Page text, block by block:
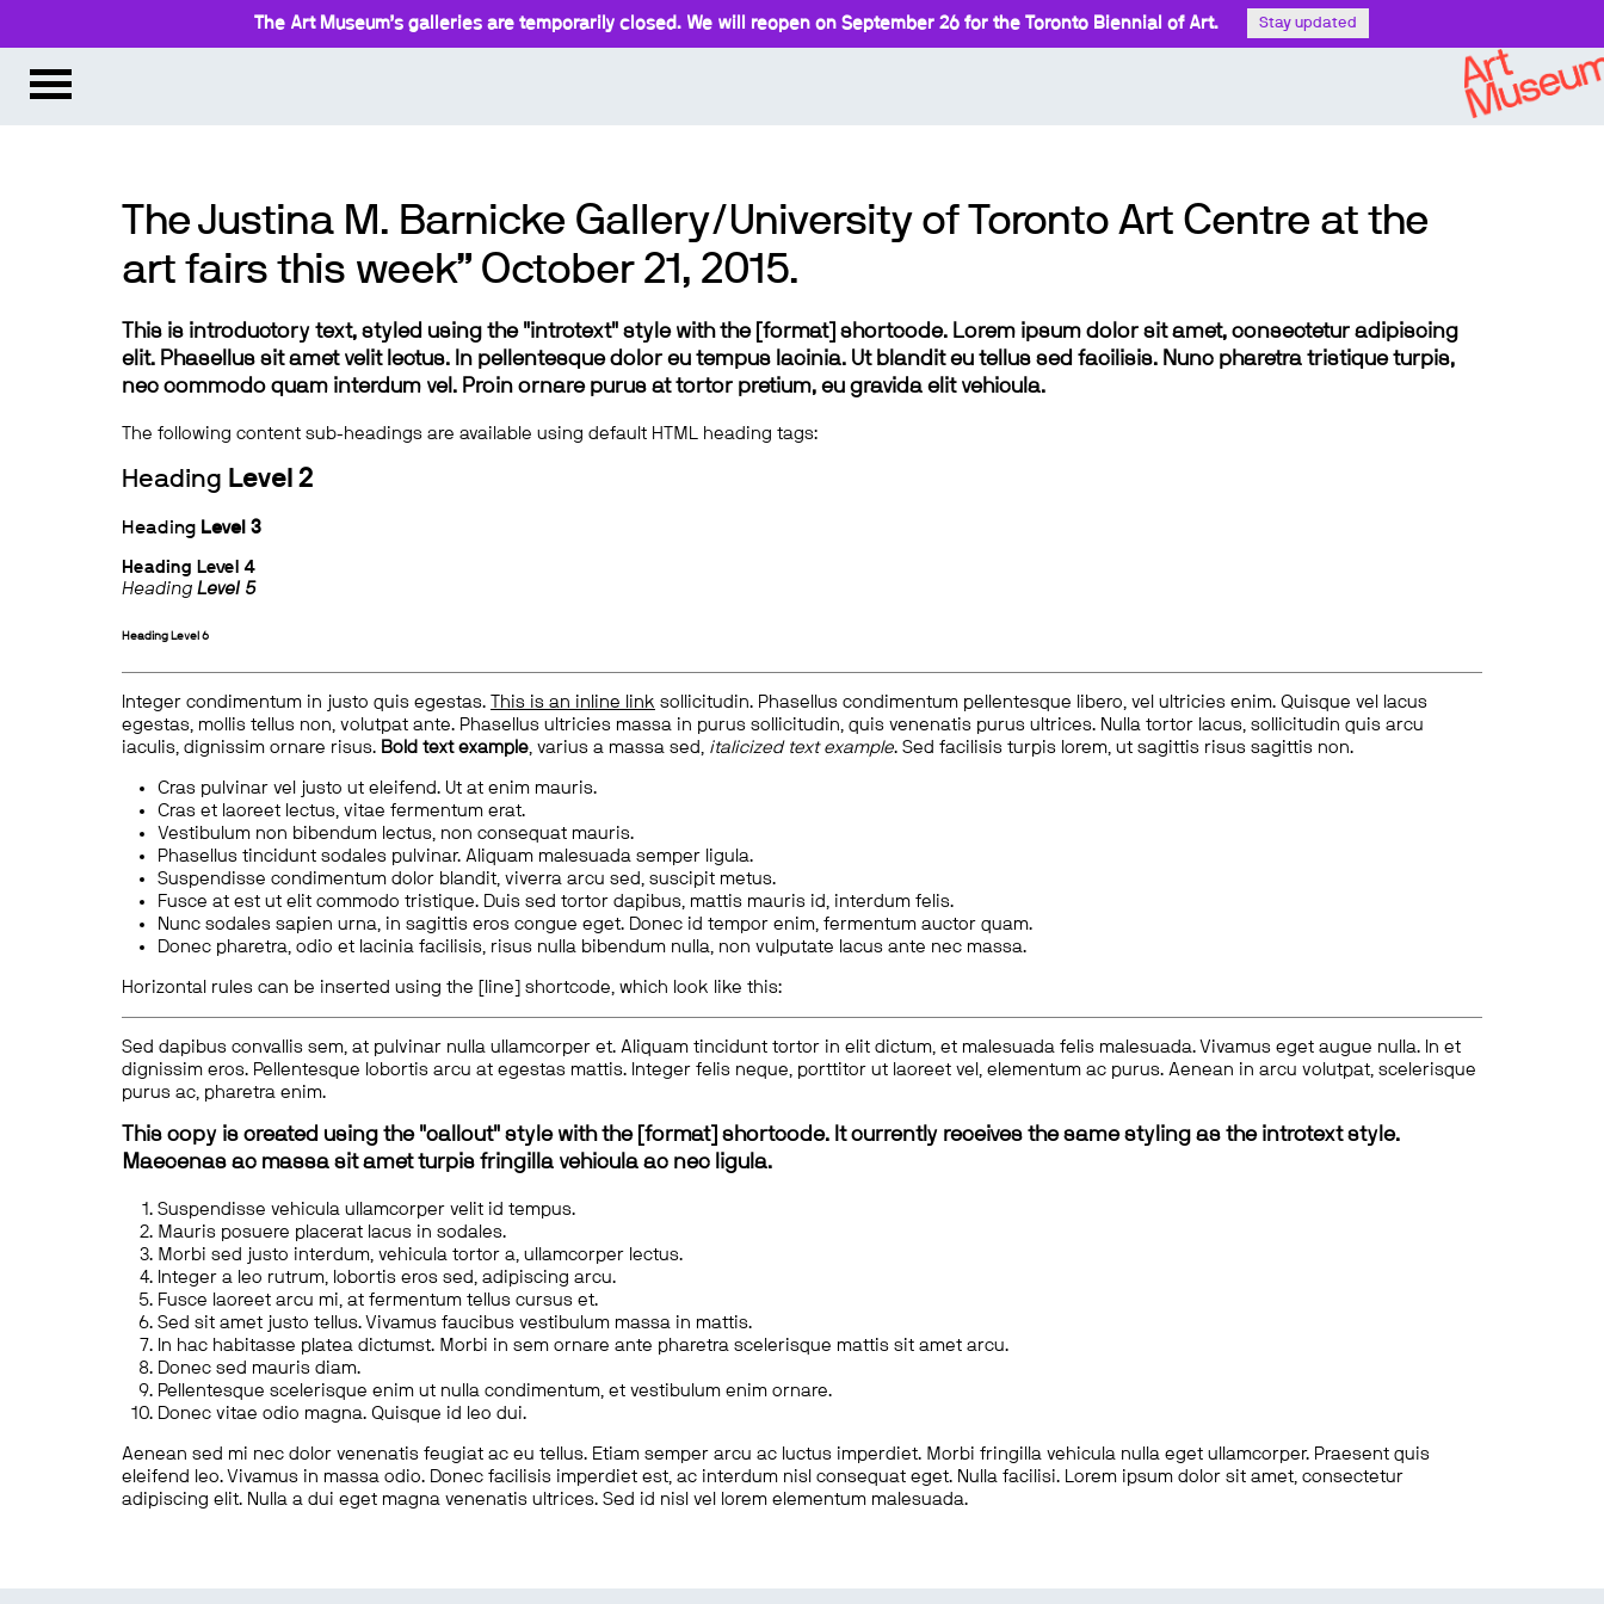
The Art Museum’s galleries are temporarily closed. We will reopen on September 26 for the Toronto Biennial of Art. Stay updated
The Justina M. Barnicke Gallery/University of Toronto Art Centre at the
art fairs this week” October 21, 2015.
This is introductory text, styled using the "introtext" style with the [format] shortcode. Lorem ipsum dolor sit amet, consectetur adipiscing
elit. Phasellus sit amet velit lectus. In pellentesque dolor eu tempus lacinia. Ut blandit eu tellus sed facilisis. Nunc pharetra tristique turpis,
nec commodo quam interdum vel. Proin ornare purus at tortor pretium, eu gravida elit vehicula.
The following content sub-headings are available using default HTML heading tags:
Heading Level 2
Heading Level 3
Heading Level 4
Heading Level 5
Heading Level 6
Integer condimentum in justo quis egestas. This is an inline link sollicitudin. Phasellus condimentum pellentesque libero, vel ultricies enim. Quisque vel lacus
egestas, mollis tellus non, volutpat ante. Phasellus ultricies massa in purus sollicitudin, quis venenatis purus ultrices. Nulla tortor lacus, sollicitudin quis arcu
iaculis, dignissim ornare risus. Bold text example, varius a massa sed, italicized text example. Sed facilisis turpis lorem, ut sagittis risus sagittis non.
Cras pulvinar vel justo ut eleifend. Ut at enim mauris.
Cras et laoreet lectus, vitae fermentum erat.
Vestibulum non bibendum lectus, non consequat mauris.
Phasellus tincidunt sodales pulvinar. Aliquam malesuada semper ligula.
Suspendisse condimentum dolor blandit, viverra arcu sed, suscipit metus.
Fusce at est ut elit commodo tristique. Duis sed tortor dapibus, mattis mauris id, interdum felis.
Nunc sodales sapien urna, in sagittis eros congue eget. Donec id tempor enim, fermentum auctor quam.
Donec pharetra, odio et lacinia facilisis, risus nulla bibendum nulla, non vulputate lacus ante nec massa.
Horizontal rules can be inserted using the [line] shortcode, which look like this:
Sed dapibus convallis sem, at pulvinar nulla ullamcorper et. Aliquam tincidunt tortor in elit dictum, et malesuada felis malesuada. Vivamus eget augue nulla. In et
dignissim eros. Pellentesque lobortis arcu at egestas mattis. Integer felis neque, porttitor ut laoreet vel, elementum ac purus. Aenean in arcu volutpat, scelerisque
purus ac, pharetra enim.
This copy is created using the "callout" style with the [format] shortcode. It currently receives the same styling as the introtext style.
Maecenas ac massa sit amet turpis fringilla vehicula ac nec ligula.
Suspendisse vehicula ullamcorper velit id tempus.
Mauris posuere placerat lacus in sodales.
Morbi sed justo interdum, vehicula tortor a, ullamcorper lectus.
Integer a leo rutrum, lobortis eros sed, adipiscing arcu.
Fusce laoreet arcu mi, at fermentum tellus cursus et.
Sed sit amet justo tellus. Vivamus faucibus vestibulum massa in mattis.
In hac habitasse platea dictumst. Morbi in sem ornare ante pharetra scelerisque mattis sit amet arcu.
Donec sed mauris diam.
Pellentesque scelerisque enim ut nulla condimentum, et vestibulum enim ornare.
Donec vitae odio magna. Quisque id leo dui.
Aenean sed mi nec dolor venenatis feugiat ac eu tellus. Etiam semper arcu ac luctus imperdiet. Morbi fringilla vehicula nulla eget ullamcorper. Praesent quis
eleifend leo. Vivamus in massa odio. Donec facilisis imperdiet est, ac interdum nisl consequat eget. Nulla facilisi. Lorem ipsum dolor sit amet, consectetur
adipiscing elit. Nulla a dui eget magna venenatis ultrices. Sed id nisl vel lorem elementum malesuada.